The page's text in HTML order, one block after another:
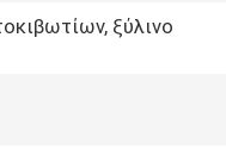
ξύλινο